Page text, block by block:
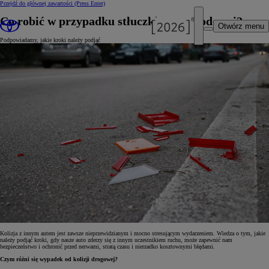
Przejdź do głównej zawartości (Press Enter)
Otwórz menu
Co robić w przypadku stłuczki samochodowej?
Podpowiadamy, jakie kroki należy podjąć
Kolizja z innym autem jest zawsze nieprzewidzianym i mocno stresującym wydarzeniem. Wiedza o tym, jakie
należy podjąć kroki, gdy nasze auto zderzy się z innym uczestnikiem ruchu, może zapewnić nam
bezpieczeństwo i ochronić przed nerwami, stratą czasu i nierzadko kosztownymi błędami.
Czym różni się wypadek od kolizji drogowej?